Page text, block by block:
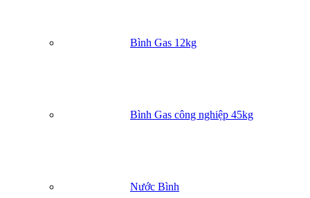
Bình Gas 12kg
Bình Gas công nghiệp 45kg
Nước Bình